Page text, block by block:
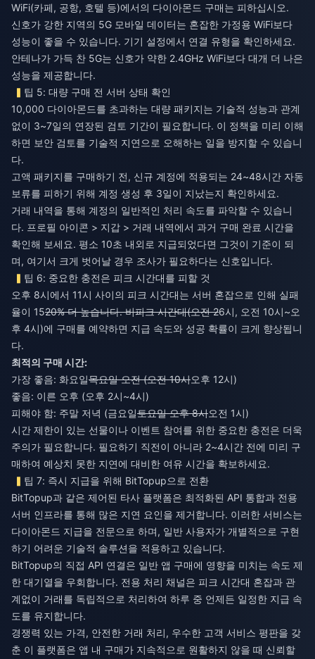
WiFi(카페, 공항, 호텔 등)에서의 다이아몬드 구매는 피하십시오.
신호가 강한 지역의 5G 모바일 데이터는 혼잡한 가정용 WiFi보다
성능이 좋을 수 있습니다. 기기 설정에서 연결 유형을 확인하세요.
안테나가 가득 찬 5G는 신호가 약한 2.4GHz WiFi보다 대개 더 나은
성능을 제공합니다.
팁 5: 대량 구매 전 서버 상태 확인
10,000 다이아몬드를 초과하는 대량 패키지는 기술적 성능과 관계
없이 3~7일의 연장된 검토 기간이 필요합니다. 이 정책을 미리 이해
하면 보안 검토를 기술적 지연으로 오해하는 일을 방지할 수 있습니
다.
고액 패키지를 구매하기 전, 신규 계정에 적용되는 24~48시간 자동
보류를 피하기 위해 계정 생성 후 3일이 지났는지 확인하세요.
거래 내역을 통해 계정의 일반적인 처리 속도를 파악할 수 있습니
다. 프로필 아이콘 > 지갑 > 거래 내역에서 과거 구매 완료 시간을
확인해 보세요. 평소 10초 내외로 지급되었다면 그것이 기준이 되
며, 여기서 크게 벗어날 경우 조사가 필요하다는 신호입니다.
팁 6: 중요한 충전은 피크 시간대를 피할 것
오후 8시에서 11시 사이의 피크 시간대는 서버 혼잡으로 인해 실패
율이 1520% 더 높습니다. 비피크 시간대(오전 26시, 오전 10시~오
후 4시)에 구매를 예약하면 지급 속도와 성공 확률이 크게 향상됩니
다.
최적의 구매 시간:
가장 좋음: 화요일목요일 오전 (오전 10시오후 12시)
좋음: 이른 오후 (오후 2시~4시)
피해야 함: 주말 저녁 (금요일토요일 오후 8시오전 1시)
시간 제한이 있는 선물이나 이벤트 참여를 위한 중요한 충전은 더욱
주의가 필요합니다. 필요하기 직전이 아니라 2~4시간 전에 미리 구
매하여 예상치 못한 지연에 대비한 여유 시간을 확보하세요.
팁 7: 즉시 지급을 위해 BitTopup으로 전환
BitTopup과 같은 제어된 타사 플랫폼은 최적화된 API 통합과 전용
서버 인프라를 통해 많은 지연 요인을 제거합니다. 이러한 서비스는
다이아몬드 지급을 전문으로 하며, 일반 사용자가 개별적으로 구현
하기 어려운 기술적 솔루션을 적용하고 있습니다.
BitTopup의 직접 API 연결은 일반 앱 구매에 영향을 미치는 속도 제
한 대기열을 우회합니다. 전용 처리 채널은 피크 시간대 혼잡과 관
계없이 거래를 독립적으로 처리하여 하루 중 언제든 일정한 지급 속
도를 유지합니다.
경쟁력 있는 가격, 안전한 거래 처리, 우수한 고객 서비스 평판을 갖
춘 이 플랫폼은 앱 내 구매가 지속적으로 원활하지 않을 때 신뢰할